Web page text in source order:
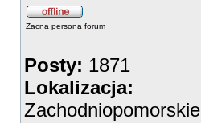
Zacna persona forum
Posty: 1871
Lokalizacja:
Zachodniopomorskie